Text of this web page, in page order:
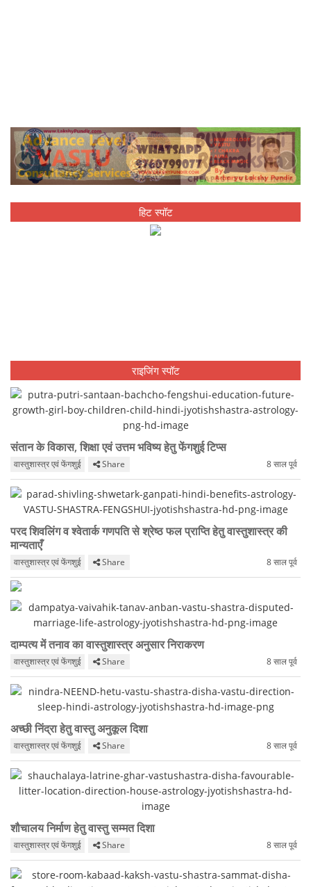
‹ ›
हिट स्पॉट
राइजिंग स्पॉट
संतान के विकास, शिक्षा एवं उत्तम भविष्य हेतु फेंगशुई टिप्स
वास्तुशास्त्र एवं फेंगशुई Share 8 साल पूर्व
परद शिवलिंग व श्वेतार्क गणपति से श्रेष्ठ फल प्राप्ति हेतु वास्तुशास्त्र की
मान्यताएँ
वास्तुशास्त्र एवं फेंगशुई Share 8 साल पूर्व
दाम्पत्य में तनाव का वास्तुशास्त्र अनुसार निराकरण
वास्तुशास्त्र एवं फेंगशुई Share 8 साल पूर्व
अच्छी निंद्रा हेतु वास्तु अनुकूल दिशा
वास्तुशास्त्र एवं फेंगशुई Share 8 साल पूर्व
शौचालय निर्माण हेतु वास्तु सम्मत दिशा
वास्तुशास्त्र एवं फेंगशुई Share 8 साल पूर्व